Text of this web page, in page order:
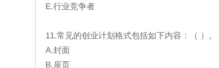
E.行业竞争者
11.常见的创业计划格式包括如下内容：（ ）。
A.封面
B.扉页